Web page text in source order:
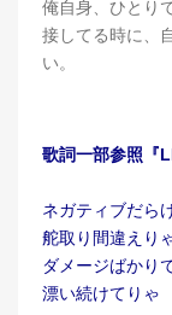
俺自身、ひとり
接してる時に、
い。
歌詞一部参照『
ネガティブだ
舵取り間違えり
ダメージばかり
漂い続けてりゃ